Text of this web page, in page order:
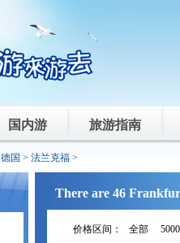
国内游 旅游指南
德国 > 法兰克福 >
There are 46
价格区间： 全部